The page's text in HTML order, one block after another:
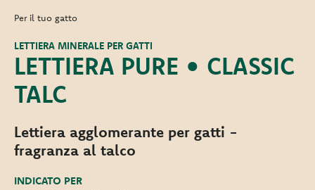
Per il tuo gatto
LETTIERA PURE • CLASSIC
TALC
LETTIERA MINERALE PER GATTI
Lettiera agglomerante per gatti -
fragranza al talco
INDICATO PER